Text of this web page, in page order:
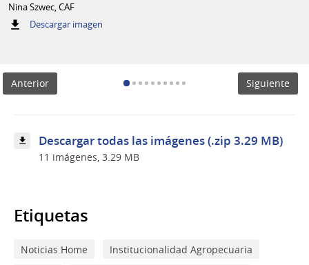
Nina Szwec, CAF
Descargar imagen:
Anterior
Siguiente
Descargar todas las imágenes (.zip 3.29 MB)
11 imágenes, 3.29 MB
Etiquetas
Noticias Home
Institucionalidad Agropecuaria